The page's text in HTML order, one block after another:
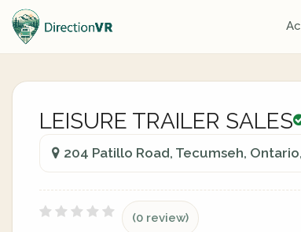
LEISURE TRAILER SALES
204 Patillo Road, Tecumseh,
(0 review)